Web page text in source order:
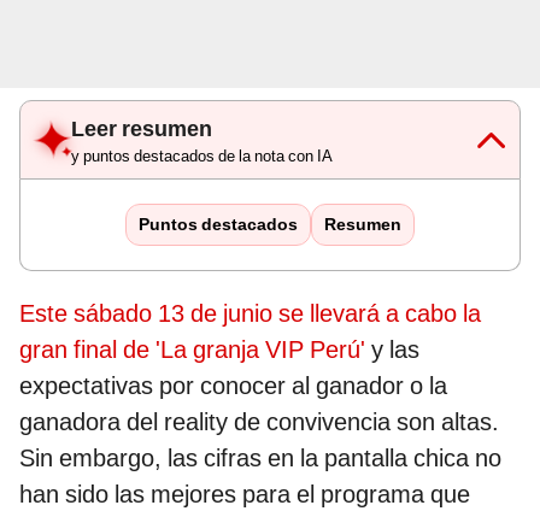
Leer resumen
y puntos destacados de la nota con IA
Puntos destacados Resumen
Este sábado 13 de junio se llevará a cabo la
gran final de 'La granja VIP Perú' y las
expectativas por conocer al ganador o la
ganadora del reality de convivencia son altas.
Sin embargo, las cifras en la pantalla chica no
han sido las mejores para el programa que